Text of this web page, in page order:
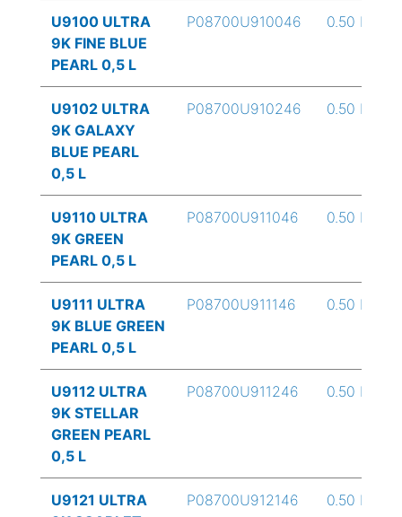
U9100 ULTRA
9K FINE BLUE
PEARL 0,5 L
P08700U910046 0.50 L
U9102 ULTRA
9K GALAXY
BLUE PEARL
0,5 L
P08700U910246 0.50 L
U9110 ULTRA
9K GREEN
PEARL 0,5 L
P08700U911046 0.50 L
U9111 ULTRA
9K BLUE GREEN
PEARL 0,5 L
P08700U911146 0.50 L
U9112 ULTRA
9K STELLAR
GREEN PEARL
0,5 L
P08700U911246 0.50 L
U9121 ULTRA
P08700U912146 0.50 L